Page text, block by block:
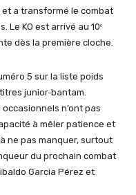
a transformé le combat
Le KO est arrivé au 10ᵉ
dès la première cloche.
5 sur la liste poids
junior‑bantam.
n’ont pas
à mêler patience et
ne pas manquer, surtout
du prochain combat
Garcia Pérez et